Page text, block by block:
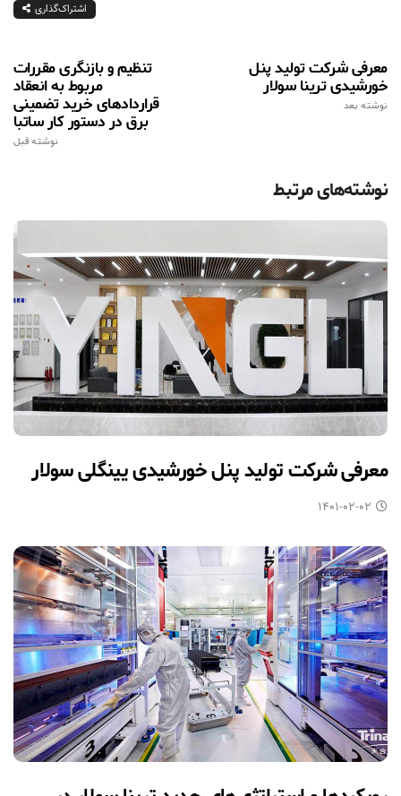
اشتراک‌گذاری
تنظیم و بازنگری مقررات
مربوط به انعقاد
قراردادهای خرید تضمینی
برق در دستور کار ساتبا
نوشته قبل
معرفی شرکت تولید پنل
خورشیدی ترینا سولار
نوشته بعد
نوشته‌های مرتبط
معرفی شرکت تولید پنل خورشیدی یینگلی سولار
۱۴۰۱-۰۲-۰۲